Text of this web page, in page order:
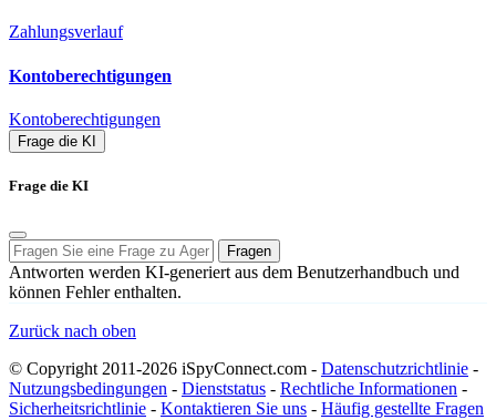
Zahlungsverlauf
Kontoberechtigungen
Kontoberechtigungen
Frage die KI
Frage die KI
Fragen
Antworten werden KI-generiert aus dem Benutzerhandbuch und
können Fehler enthalten.
Zurück nach oben
© Copyright 2011-2026 iSpyConnect.com - Datenschutzrichtlinie -
Nutzungsbedingungen - Dienststatus - Rechtliche Informationen -
Sicherheitsrichtlinie - Kontaktieren Sie uns - Häufig gestellte Fragen